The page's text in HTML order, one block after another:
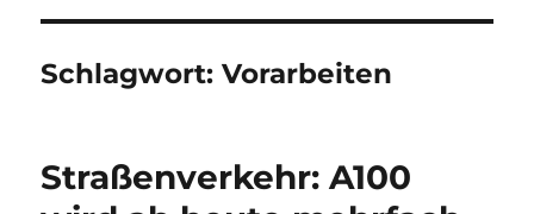
Schlagwort:Vorarbeiten
Straßenverkehr: A100